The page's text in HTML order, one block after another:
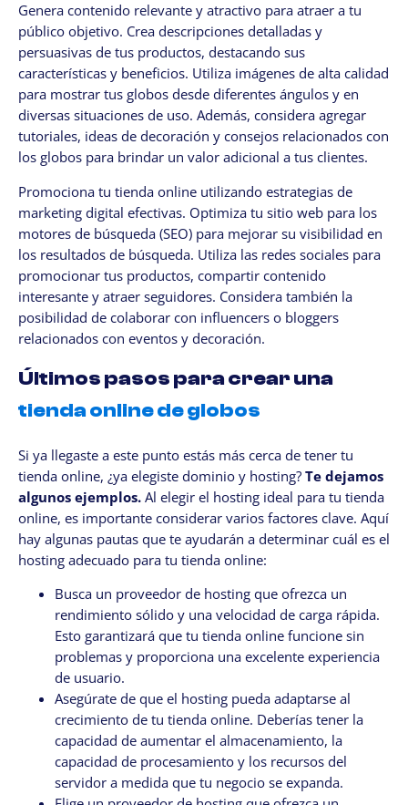
Genera contenido relevante y atractivo para atraer a tu
público objetivo. Crea descripciones detalladas y
persuasivas de tus productos, destacando sus
características y beneficios. Utiliza imágenes de alta calidad
para mostrar tus globos desde diferentes ángulos y en
diversas situaciones de uso. Además, considera agregar
tutoriales, ideas de decoración y consejos relacionados con
los globos para brindar un valor adicional a tus clientes.
Promociona tu tienda online utilizando estrategias de
marketing digital efectivas. Optimiza tu sitio web para los
motores de búsqueda (SEO) para mejorar su visibilidad en
los resultados de búsqueda. Utiliza las redes sociales para
promocionar tus productos, compartir contenido
interesante y atraer seguidores. Considera también la
posibilidad de colaborar con influencers o bloggers
relacionados con eventos y decoración.
Últimos pasos para crear una
tienda online de globos
Si ya llegaste a este punto estás más cerca de tener tu
tienda online, ¿ya elegiste dominio y hosting? Te dejamos
algunos ejemplos. Al elegir el hosting ideal para tu tienda
online, es importante considerar varios factores clave. Aquí
hay algunas pautas que te ayudarán a determinar cuál es el
hosting adecuado para tu tienda online:
Busca un proveedor de hosting que ofrezca un
rendimiento sólido y una velocidad de carga rápida.
Esto garantizará que tu tienda online funcione sin
problemas y proporciona una excelente experiencia
de usuario.
Asegúrate de que el hosting pueda adaptarse al
crecimiento de tu tienda online. Deberías tener la
capacidad de aumentar el almacenamiento, la
capacidad de procesamiento y los recursos del
servidor a medida que tu negocio se expanda.